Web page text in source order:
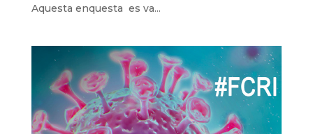
Aquesta enquesta es va...